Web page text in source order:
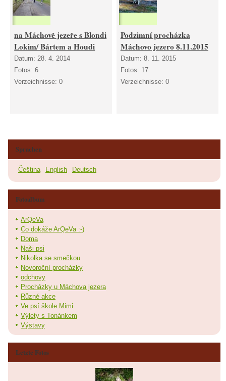
na Máchově jezeře s Blondi
Lokim/ Bártem a Houdi
Datum:28. 4. 2014
Fotos:6
Verzeichnisse:0
Podzimní procházka
Máchovo jezero 8.11.2015
Datum: 8. 11. 2015
Fotos: 17
Verzeichnisse: 0
Sprachen
Čeština English Deutsch
Fotoalbum
ArQeVa
Co dokáže ArQeVa :-)
Doma
Naši psi
Nikolka se smečkou
Novoroční procházky
odchovy
Procházky u Máchova jezera
Různé akce
Ve psí škole Mimi
Výlety s Tonánkem
Výstavy
Letzte Fotos